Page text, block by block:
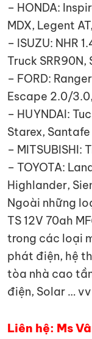
– HONDA:
MDX, Legent
– ISUZU: NHR
Truck SRR90N,
– FORD:
Escape 2.0/
– HUYNDAI:
Starex,
– MITSUBISHI:
– TOYOTA:
Highlander,
Ngoài những
TS 12V 70ah
trong các loại
phát điện, hệ
tòa nhà cao
điện, Solar …
Liên hệ: Ms